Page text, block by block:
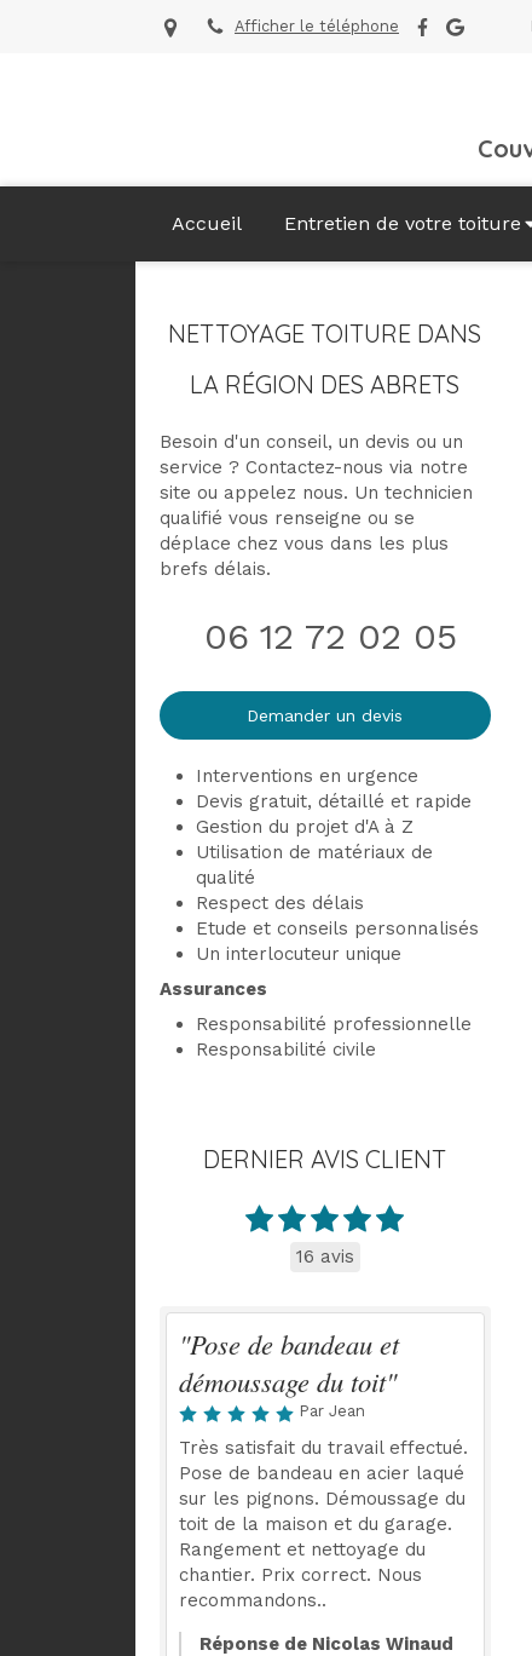
Afficher le téléphone
Accueil Entretien de votre toiture
NETTOYAGE TOITURE DANS
LA RÉGION DES ABRETS
Besoin d'un conseil, un devis ou un
service ? Contactez-nous via notre
site ou appelez nous. Un technicien
qualifié vous renseigne ou se
déplace chez vous dans les plus
brefs délais.
06 12 72 02 05
Demander un devis
Interventions en urgence
Devis gratuit, détaillé et rapide
Gestion du projet d'A à Z
Utilisation de matériaux de
qualité
Respect des délais
Etude et conseils personnalisés
Un interlocuteur unique
Assurances
Responsabilité professionnelle
Responsabilité civile
DERNIER AVIS CLIENT
16 avis
"Pose de bandeau et
démoussage du toit"
Par Jean
Très satisfait du travail effectué.
Pose de bandeau en acier laqué
sur les pignons. Démoussage du
toit de la maison et du garage.
Rangement et nettoyage du
chantier. Prix correct. Nous
recommandons..
Réponse de Nicolas Winaud